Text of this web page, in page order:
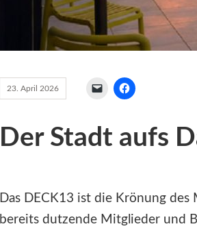
23. April 2026
Der Stadt aufs
Das DECK13 ist die Krönung
bereits dutzende Mitglieder und